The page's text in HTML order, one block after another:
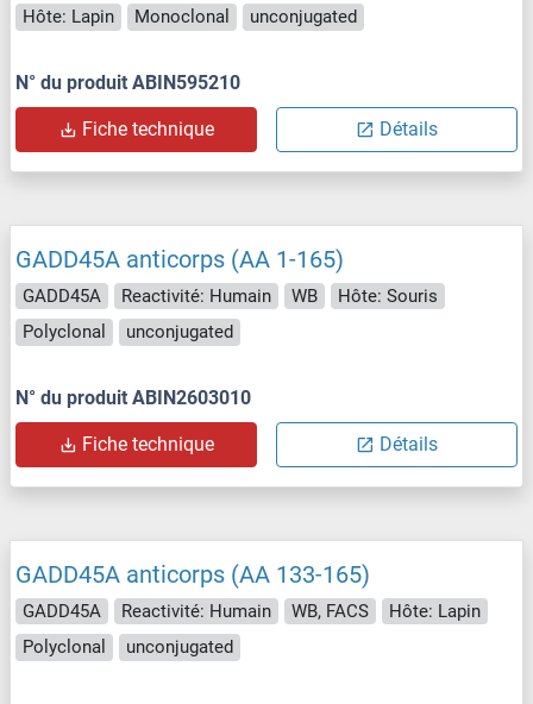
Hôte: Lapin
Monoclonal unconjugated
N° du produit ABIN595210
Fiche technique Détails
GADD45A anticorps (AA 1-165)
GADD45A Reactivité: Humain WB
Hôte: Souris
Polyclonal
unconjugated
N° du produit ABIN2603010
Fiche technique Détails
GADD45A anticorps (AA 133-165)
GADD45A Reactivité: Humain WB, FACS
Hôte: Lapin
Polyclonal
unconjugated